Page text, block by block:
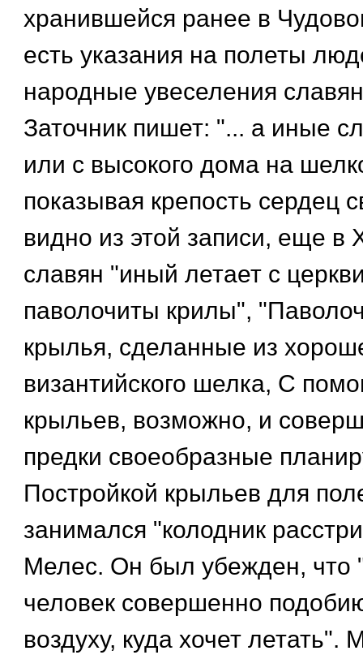
хранившейся ранее в
есть указания на полеты
народные увеселения
Заточник пишет: "... а иные
или с высокого дома на
показывая крепость сердец
видно из этой записи, еще в
славян "иный летает с
паволочиты крилы",
крылья, сделанные из
византийского шелка, С
крыльев, возможно, и
предки своеобразные
Постройкой крыльев для
занимался "колодник
Мелес. Он был убежден, что
человек совершенно
воздуху, куда хочет